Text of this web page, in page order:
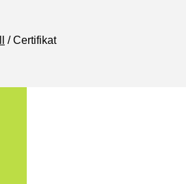
Certifikat